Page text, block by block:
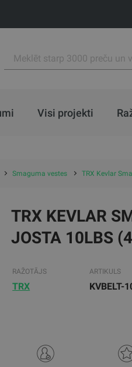
Visi projekti
Smaguma vestes TRX Kevlar
TRX KEVLAR
JOSTA 10LBS
RAŽOTĀJS
TRX
ARTIKULS
KVBELT-